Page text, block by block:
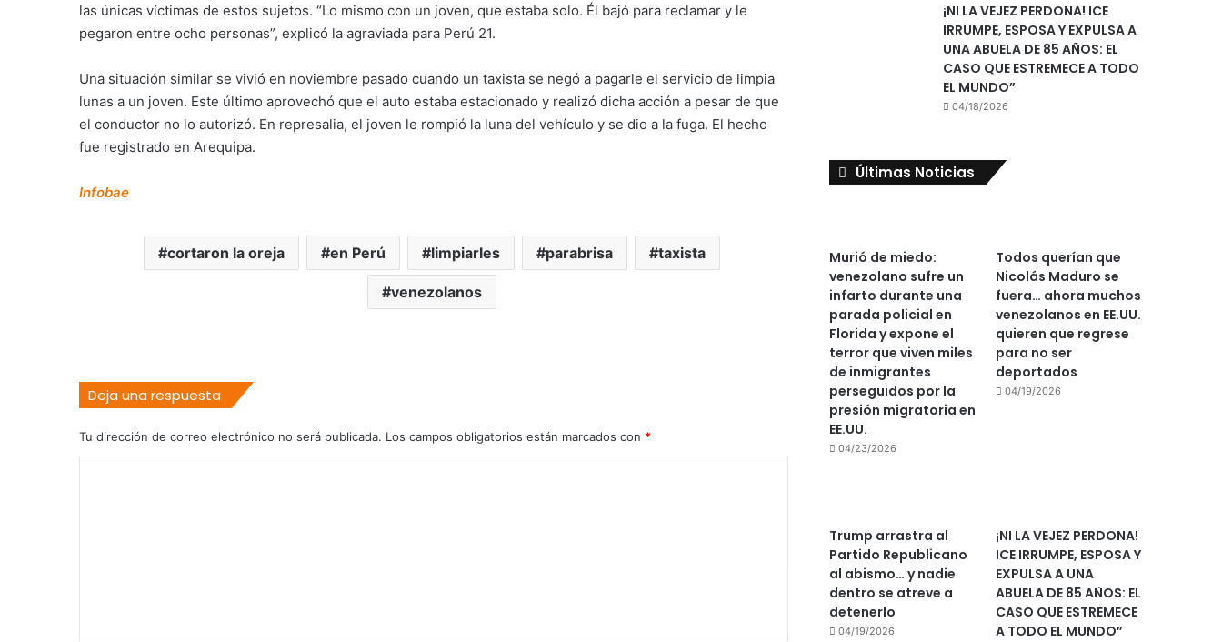
las únicas víctimas de estos sujetos. “Lo mismo con un joven, que estaba solo. Él bajó para reclamar y le
pegaron entre ocho personas”, explicó la agraviada para Perú 21.
Una situación similar se vivió en noviembre pasado cuando un taxista se negó a pagarle el servicio de limpia
lunas a un joven. Este último aprovechó que el auto estaba estacionado y realizó dicha acción a pesar de que
el conductor no lo autorizó. En represalia, el joven le rompió la luna del vehículo y se dio a la fuga. El hecho
fue registrado en Arequipa.
Infobae
cortaron la oreja en Perú limpiarles parabrisa taxista
venezolanos
Deja una respuesta
Tu dirección de correo electrónico no será publicada. Los campos obligatorios están marcados con *
¡NI LA VEJEZ PERDONA! ICE
IRRUMPE, ESPOSA Y EXPULSA A
UNA ABUELA DE 85 AÑOS: EL
CASO QUE ESTREMECE A TODO
EL MUNDO”
04/18/2026
Últimas Noticias
Murió de miedo:
venezolano sufre un
infarto durante una
parada policial en
Florida y expone el
terror que viven miles
de inmigrantes
perseguidos por la
presión migratoria en
EE.UU.
04/23/2026
Todos querían que
Nicolás Maduro se
fuera… ahora muchos
venezolanos en EE.UU.
quieren que regrese
para no ser
deportados
04/19/2026
Trump arrastra al
Partido Republicano
al abismo… y nadie
dentro se atreve a
detenerlo
04/19/2026
¡NI LA VEJEZ PERDONA!
ICE IRRUMPE, ESPOSA Y
EXPULSA A UNA
ABUELA DE 85 AÑOS: EL
CASO QUE ESTREMECE
A TODO EL MUNDO”